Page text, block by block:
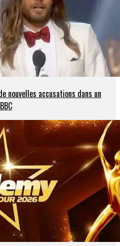
nouvelles accusations dans un